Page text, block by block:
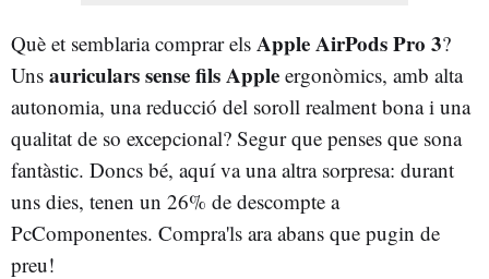
Què et semblaria comprar els Apple AirPods Pro 3?
Uns auriculars sense fils Apple ergonòmics, amb alta
autonomia, una reducció del soroll realment bona i una
qualitat de so excepcional? Segur que penses que sona
fantàstic. Doncs bé, aquí va una altra sorpresa: durant
uns dies, tenen un 26% de descompte a
PcComponentes. Compra'ls ara abans que pugin de
preu!